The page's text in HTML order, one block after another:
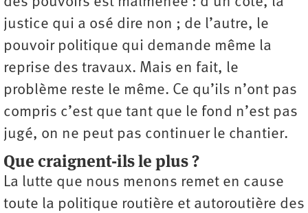
justice qui a osé dire non ; de l’autre, le
pouvoir politique qui demande même la
reprise des travaux. Mais en fait, le
problème reste le même. Ce qu’ils n’ont pas
compris c’est que tant que le fond n’est pas
jugé, on ne peut pas continuer le chantier.
Que craignent-ils le plus ?
La lutte que nous menons remet en cause
toute la politique routière et autoroutière des